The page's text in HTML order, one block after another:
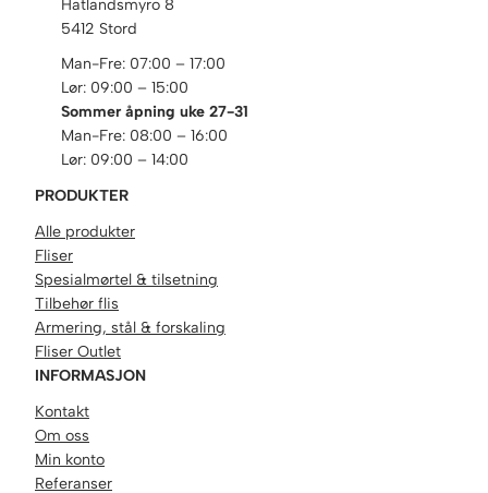
Hatlandsmyro 8
5412 Stord
Man-Fre: 07:00 – 17:00
Lør: 09:00 – 15:00
Sommer åpning uke 27-31
Man-Fre: 08:00 – 16:00
Lør: 09:00 – 14:00
PRODUKTER
Alle produkter
Fliser
Spesialmørtel & tilsetning
Tilbehør flis
Armering, stål & forskaling
Fliser Outlet
INFORMASJON
Kontakt
Om oss
Min konto
Referanser